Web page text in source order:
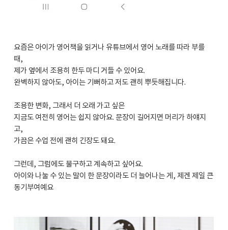
요즘은 아이가 영어책을 읽거나 유튜브에서 영어 노래를 따라 부를
때,
제가 옆에서 조용히 한두 마디 거들 수 있어요.
완벽하지 않아도, 아이는 기뻐하고 저도 괜히 뿌듯해집니다.
조용한 변화, 그래서 더 오래 가고 싶은
지금도 여전히 영어는 쉽지 않아요. 문장이 길어지면 머리가 하얘지
고,
가끔은 수업 전에 괜히 긴장도 돼요.
그런데, 그럼에도 불구하고 계속하고 싶어요.
아이와 나눌 수 있는 말이 한 문장이라도 더 늘어나는 게, 제겐 제일 큰
동기부여예요